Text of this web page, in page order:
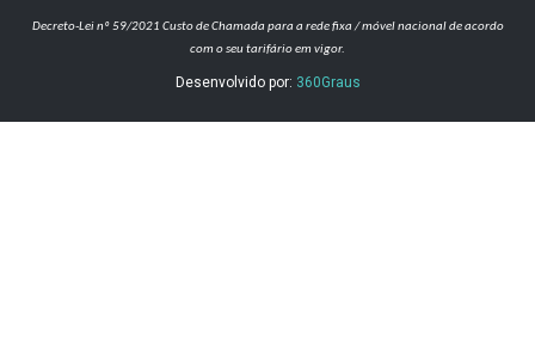
Decreto-Lei nº 59/2021 Custo de Chamada para a rede fixa / móvel nacional de acordo
com o seu tarifário em vigor.
Desenvolvido por: 360Graus